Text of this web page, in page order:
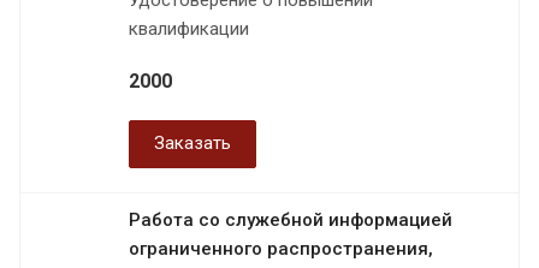
квалификации
2000
Заказать
Работа со служебной информацией
ограниченного распространения,